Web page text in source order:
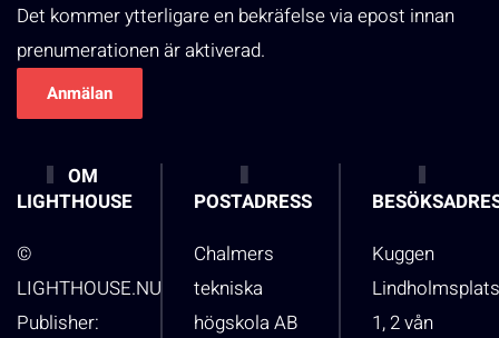
Det kommer ytterligare en bekräfelse via epost innan
prenumerationen är aktiverad.
OM
LIGHTHOUSE
©
LIGHTHOUSE.NU
Publisher:
POSTADRESS
Chalmers
tekniska
högskola AB
Kuggen
1, 2 vån